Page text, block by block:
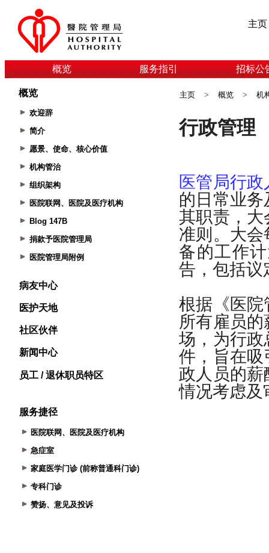
主页
概览 服务指引 招标公
概览
欢迎辞
简介
愿景、使命、核心价值
机构管治
组织架构
医院联网、医院及医疗机构
Blog 147B
捐款予医院管理局
医院管理局附例
病友中心
医护天地
社区伙伴
新闻中心
员工 / 退休职员特区
服务捷径
医院联网、医院及医疗机构
急症室
家庭医学门诊 (前称普通科门诊)
专科门诊
赞扬、意见及投诉
主页 > 概览 > 机